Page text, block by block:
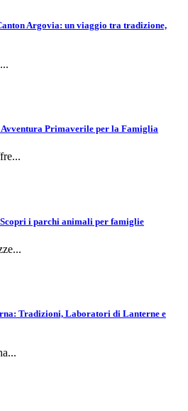
Argovia: un viaggio tra tradizione,
Primaverile per la Famiglia
i parchi animali per famiglie
Tradizioni, Laboratori di Lanterne e